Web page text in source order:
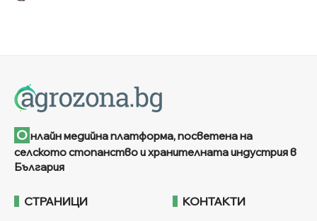
О нлайн медийна платформа, посветена на
селското стопанство и хранителната индустрия в
България
СТРАНИЦИ КОНТАКТИ